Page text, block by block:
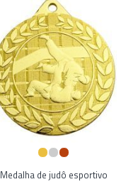
Medalha de judô esportivo